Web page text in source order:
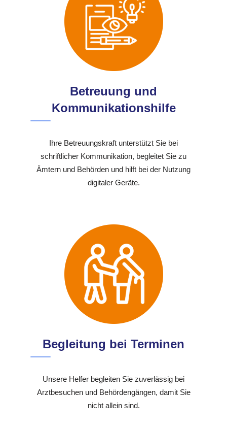
Betreuung und
Kommunikationshilfe
Ihre Betreuungskraft unterstützt Sie bei
schriftlicher Kommunikation, begleitet Sie zu
Ämtern und Behörden und hilft bei der Nutzung
digitaler Geräte.
Begleitung bei Terminen
Unsere Helfer begleiten Sie zuverlässig bei
Arztbesuchen und Behördengängen, damit Sie
nicht allein sind.